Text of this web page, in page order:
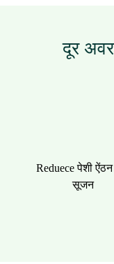
दूर
Reduece पेशी
सूजन